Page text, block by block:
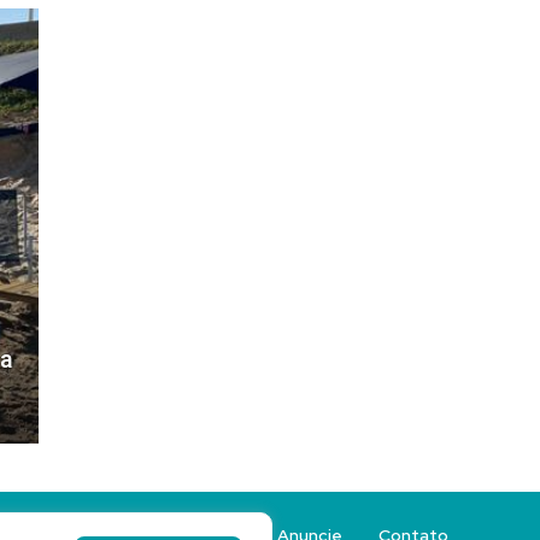
Sobre a Revista Sacada Anuncie Contato